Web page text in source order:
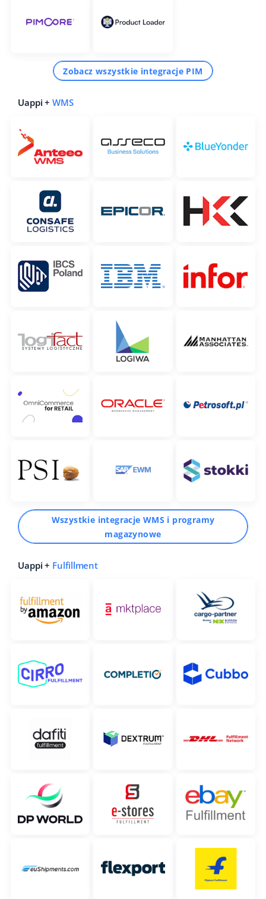
Zobacz wszystkie integracje PIM
Uappi +WMS
Wszystkie integracje WMS i programy
magazynowe
Uappi + Fulfillment